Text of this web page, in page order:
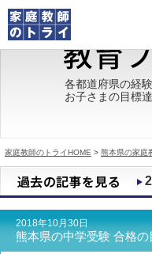
トライの教育理念
成績が上がる理由
都道府県別情報
合格体験談
キャンペーン情報
各都道府県の経
お子さまの目標
家庭教師のトライHOME > 熊本県の家庭
2018年10月30日
熊本県の中学受験 合格の